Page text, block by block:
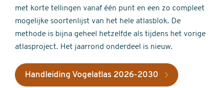
met korte tellingen vanaf één punt en een zo compleet
mogelijke soortenlijst van het hele atlasblok. De
methode is bijna geheel hetzelfde als tijdens het vorige
atlasproject. Het jaarrond onderdeel is nieuw.
Handleiding Vogelatlas 2026-2030